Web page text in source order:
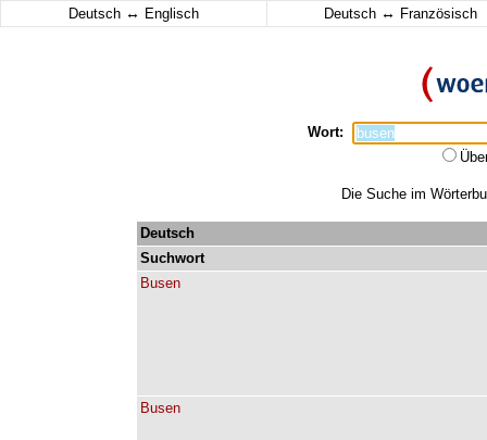
Deutsch ↔ Englisch Deutsch ↔ Französisch
Wort:
Die Suche im
Deutsch
Suchwort
Busen
Busen